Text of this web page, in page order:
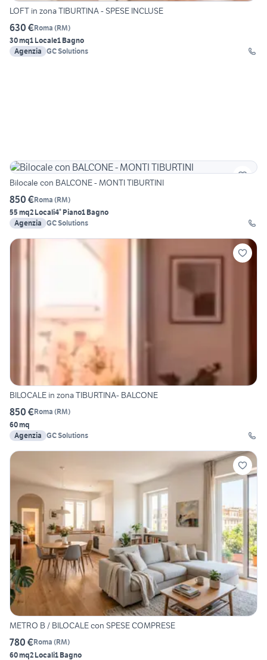
LOFT in zona TIBURTINA - SPESE INCLUSE
630 €Roma (RM)
30 mq1 Locale1 Bagno
Agenzia GC Solutions
Bilocale con BALCONE - MONTI TIBURTINI
850 €Roma (RM)
55 mq2 Locali4° Piano1 Bagno
Agenzia GC Solutions
BILOCALE in zona TIBURTINA- BALCONE
850 €Roma (RM)
60 mq
Agenzia GC Solutions
METRO B / BILOCALE con SPESE COMPRESE
780 €Roma (RM)
60 mq2 Locali1 Bagno